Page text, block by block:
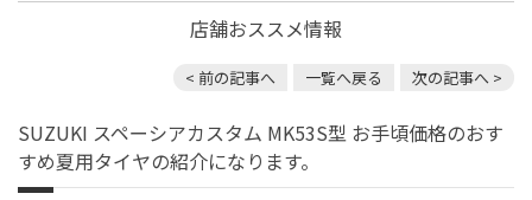
店舗おススメ情報
< 前の記事へ 一覧へ戻る 次の記事へ >
SUZUKI スペーシアカスタム MK53S型 お手頃価格のおす
すめ夏用タイヤの紹介になります。